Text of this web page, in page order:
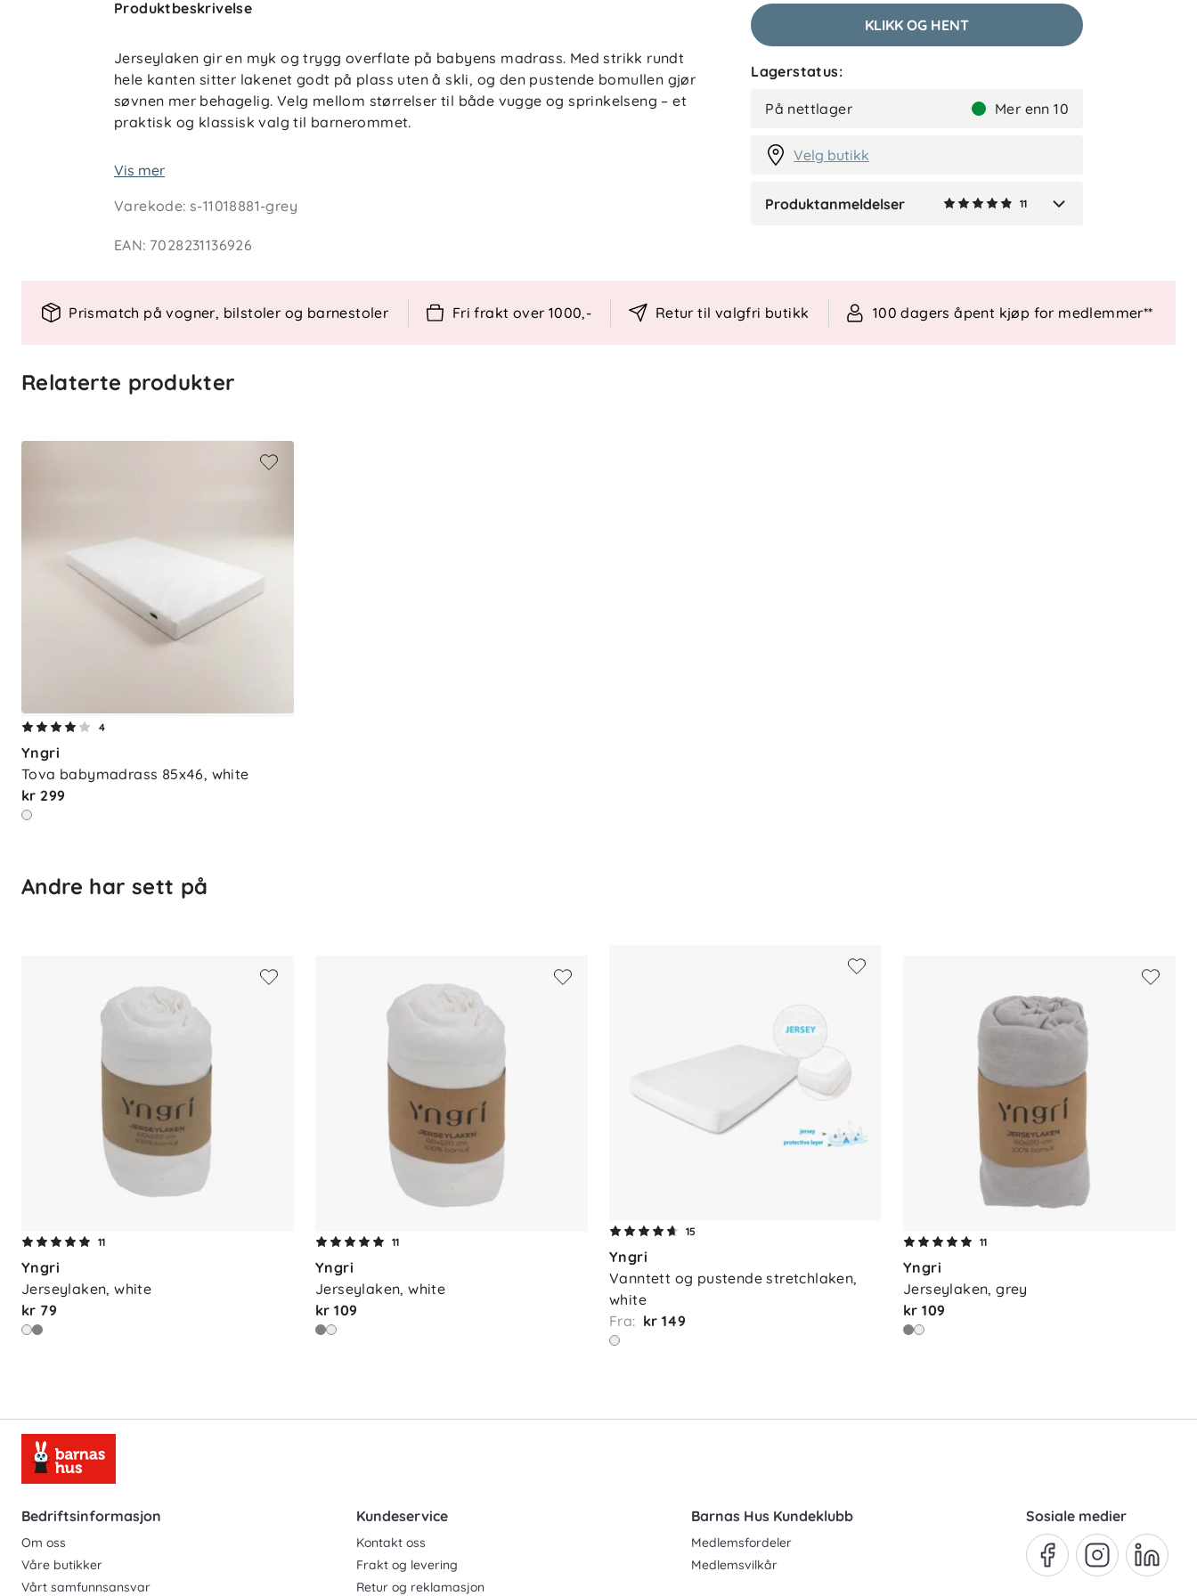
Produktbeskrivelse
Jerseylaken gir en myk og trygg overflate på babyens madrass. Med strikk rundt
hele kanten sitter lakenet godt på plass uten å skli, og den pustende bomullen gjør
søvnen mer behagelig. Velg mellom størrelser til både vugge og sprinkelseng – et
praktisk og klassisk valg til barnerommet.
Nøkkelfunksjoner
100 % bomull i myk jersey-kvalitet
Pustende materiale som gir behagelig søvn
Spesifikasjoner
Passer til: Vugge og sprinkelseng
Vis mer
Varekode:s-11018881-grey
EAN: 7028231136926
KLIKK OG HENT
Lagerstatus:
På nettlager Mer enn 10
Velg butikk
Produktanmeldelser 11
NA Najna A
Prismatch på vogner, bilstoler og barnestoler Fri frakt over 1000,- Retur til valgfri butikk 100 dagers åpent kjøp for medlemmer**
Relaterte produkter
4
Yngri
Tova babymadrass 85x46, white
kr 299
Andre har sett på
11
Yngri
Jerseylaken, white
kr 79
11
Yngri
Jerseylaken, white
kr 109
15
Yngri
Vanntett og pustende stretchlaken,
white
Fra: kr 149
11
Yngri
Jerseylaken, grey
kr 109
Bedriftsinformasjon
Om oss
Våre butikker
Vårt samfunnsansvar
Kundeservice
Kontakt oss
Frakt og levering
Retur og reklamasjon
Barnas Hus Kundeklubb
Medlemsfordeler
Medlemsvilkår
Sosiale medier